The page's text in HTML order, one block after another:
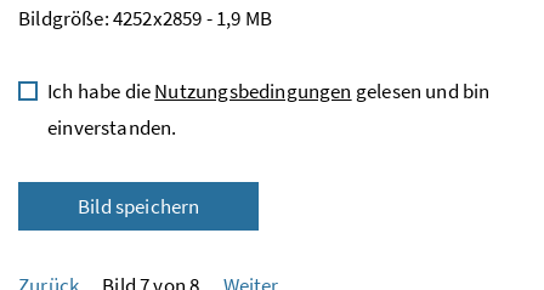
Bildgröße: 4252x2859 - 1,9 MB
Ich habe dieNutzungsbedingungen gelesen und bin
einverstanden.
Bild speichern
Zurück Bild 7 von 8 Weiter